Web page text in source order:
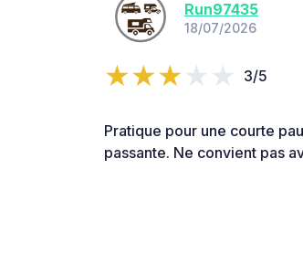
Run97435
18/07/2026
3/5
Pratique pour une courte
passante. Ne convient pas